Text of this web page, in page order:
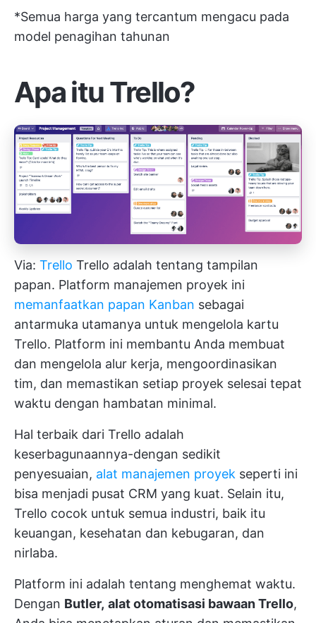
*Semua harga yang tercantum mengacu pada
model penagihan tahunan
Apa itu Trello?
Via: Trello Trello adalah tentang tampilan
papan. Platform manajemen proyek ini
memanfaatkan papan Kanban sebagai
antarmuka utamanya untuk mengelola kartu
Trello. Platform ini membantu Anda membuat
dan mengelola alur kerja, mengoordinasikan
tim, dan memastikan setiap proyek selesai tepat
waktu dengan hambatan minimal.
Hal terbaik dari Trello adalah
keserbagunaannya-dengan sedikit
penyesuaian, alat manajemen proyek seperti ini
bisa menjadi pusat CRM yang kuat. Selain itu,
Trello cocok untuk semua industri, baik itu
keuangan, kesehatan dan kebugaran, dan
nirlaba.
Platform ini adalah tentang menghemat waktu.
Dengan Butler, alat otomatisasi bawaan Trello,